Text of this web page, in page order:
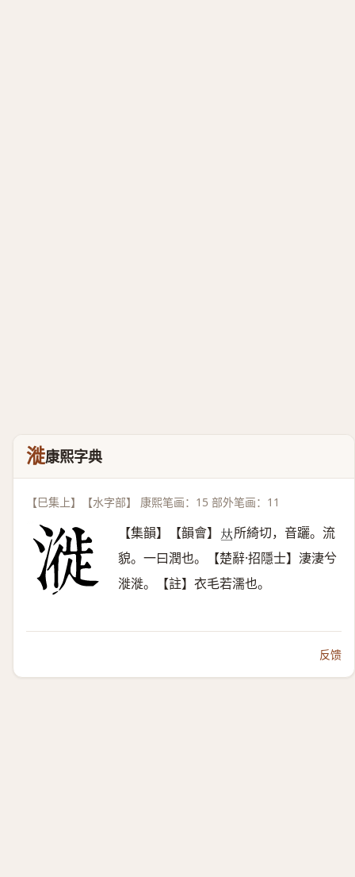
漇康熙字典
【巳集上】【水字部】 康熙笔画：15 部外笔画：11
【集韻】【韻會】 𠀤所綺切，音躧。流
貌。一曰潤也。【楚辭·招隱士】淒淒兮
漇漇。【註】衣毛若濡也。
反馈